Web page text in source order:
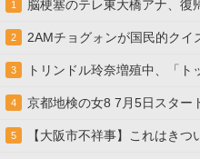
1 脳梗塞のテレ東大橋アナ、復
2 2AMチョグォンが国民的クイ
3 トリンドル玲奈増殖中、「ト
4 京都地検の女8 7月5日スター
5 【大阪市不祥事】これはき